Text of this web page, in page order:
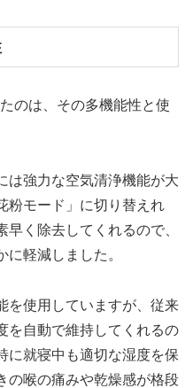
のは、その多機能性と使
は強力な空気清浄機能が大
粉モード」に切り替えれ
く除去してくれるので、
軽減しました。
を使用していますが、従来
を自動で維持してくれるの
に就寝中も適切な湿度を保
の喉の痛みや乾燥感が格段